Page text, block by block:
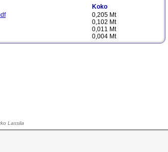
Koko
0,205 Mt
0,102 Mt
0,011 Mt
0,004 Mt
0,004 Mt
Lassila